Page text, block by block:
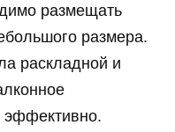
размещать
размера.
раскладной и
эффективно.